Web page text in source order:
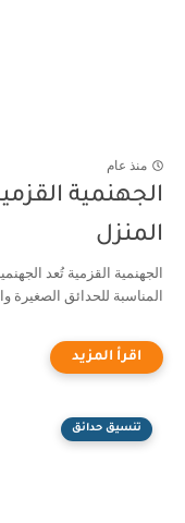
منذ عام
الجهنمية
المنزل
الجهنمية القزمية تُعد
المناسبة للحدائق الصغيرة
تنسيق حدائق